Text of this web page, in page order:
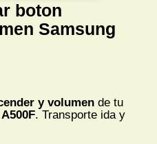
boton
Samsung
y volumen de tu
. Transporte ida y